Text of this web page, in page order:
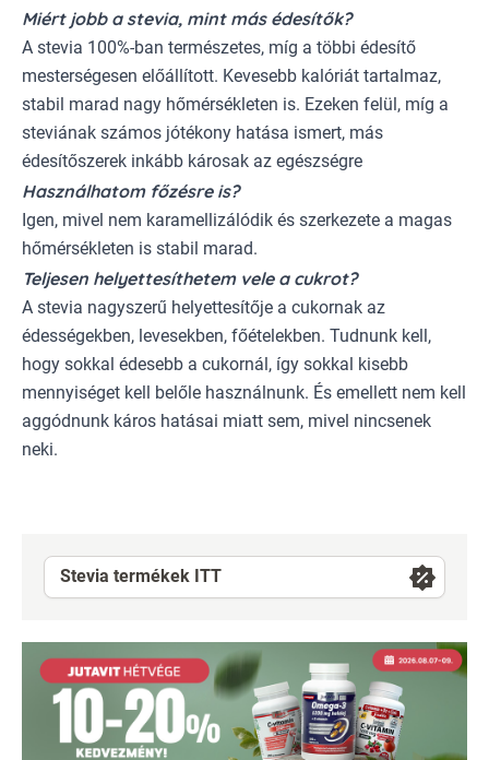
Miért jobb a stevia, mint más édesítők?
A stevia 100%-ban természetes, míg a többi édesítő
mesterségesen előállított. Kevesebb kalóriát tartalmaz,
stabil marad nagy hőmérsékleten is. Ezeken felül, míg a
steviának számos jótékony hatása ismert, más
édesítőszerek inkább károsak az egészségre
Használhatom főzésre is?
Igen, mivel nem karamellizálódik és szerkezete a magas
hőmérsékleten is stabil marad.
Teljesen helyettesíthetem vele a cukrot?
A stevia nagyszerű helyettesítője a cukornak az
édességekben, levesekben, főételekben. Tudnunk kell,
hogy sokkal édesebb a cukornál, így sokkal kisebb
mennyiséget kell belőle használnunk. És emellett nem kell
aggódnunk káros hatásai miatt sem, mivel nincsenek
neki.
Stevia termékek ITT